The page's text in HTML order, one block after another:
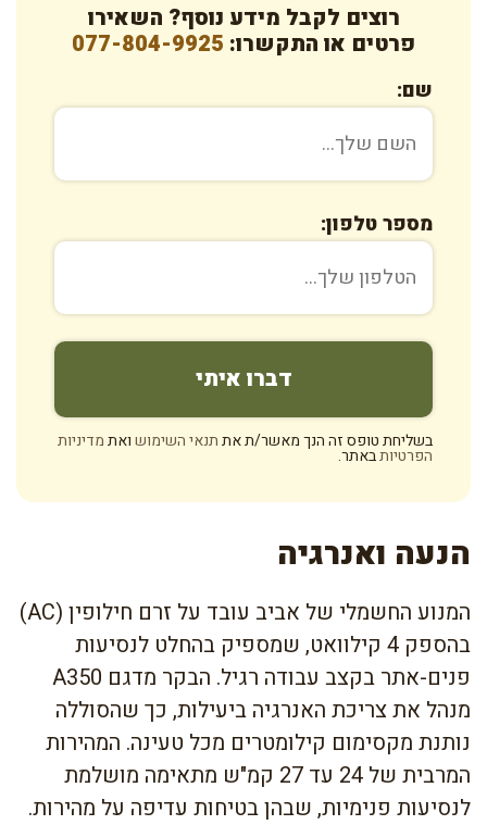
רוצים לקבל מידע נוסף? השאירו
פרטים או התקשרו: 077-804-9925
שם:
מספר טלפון:
בשליחת טופס זה הנך מאשר/ת אתתנאי השימושואתמדיניות
הפרטיותבאתר.
הנעה ואנרגיה
המנוע החשמלי של אביב עובד על זרם חילופין (AC)
בהספק 4 קילוואט, שמספיק בהחלט לנסיעות
פנים-אתר בקצב עבודה רגיל. הבקר מדגם A350
מנהל את צריכת האנרגיה ביעילות, כך שהסוללה
נותנת מקסימום קילומטרים מכל טעינה. המהירות
המרבית של 24 עד 27 קמ"ש מתאימה מושלמת
לנסיעות פנימיות, שבהן בטיחות עדיפה על מהירות.